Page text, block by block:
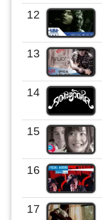
12
13
14
15
16
17